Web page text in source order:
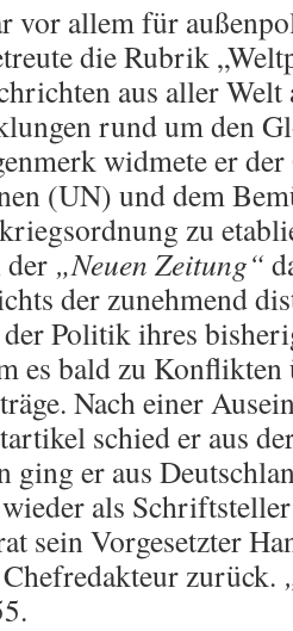
vor allem für
die Rubrik
aus aller
rund um den
widmete er
(UN) und dem
zu
der „Neuen Zeitung“
der zunehmend
Politik ihres
es bald zu
Nach einer
schied er aus
ging er aus
als
sein Vorgesetzter
zurück.